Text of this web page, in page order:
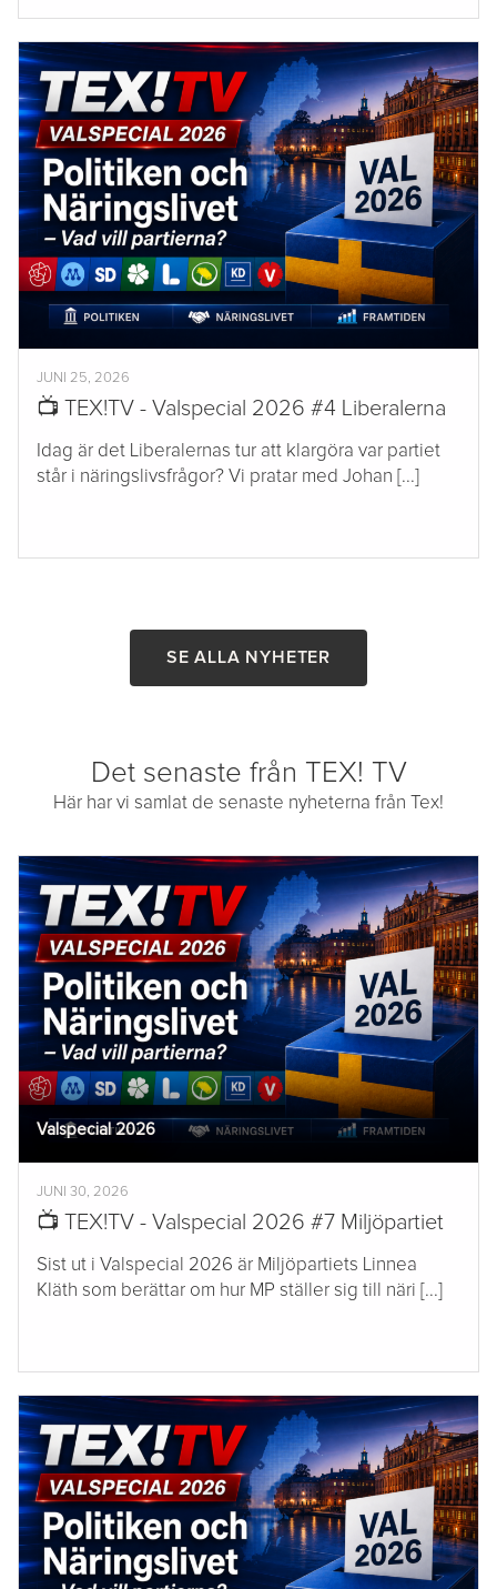
JUNI 25, 2026
📺 TEX!TV - Valspecial 2026 #4 Liberalerna
Idag är det Liberalernas tur att klargöra var partiet
står i näringslivsfrågor? Vi pratar med Johan [...]
SE ALLA NYHETER
Det senaste från TEX! TV
Här har vi samlat de senaste nyheterna från Tex!
Valspecial 2026
JUNI 30, 2026
📺 TEX!TV - Valspecial 2026 #7 Miljöpartiet
Sist ut i Valspecial 2026 är Miljöpartiets Linnea
Kläth som berättar om hur MP ställer sig till näri [...]